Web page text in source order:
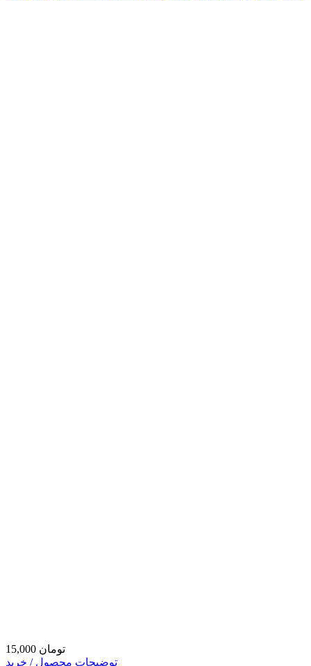
15,000 تومان
توضیحات محصول / خرید